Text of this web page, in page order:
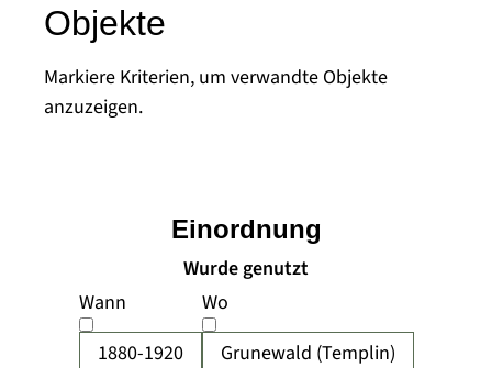
Objekte
Markiere Kriterien, um verwandte Objekte
anzuzeigen.
Wurde genutzt
Wann
1880-1920
Wo
Grunewald (Templin)
Einordnung